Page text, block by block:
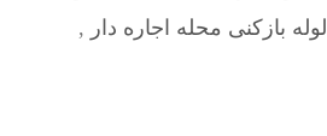
لوله بازکنی محله اجاره دار ,